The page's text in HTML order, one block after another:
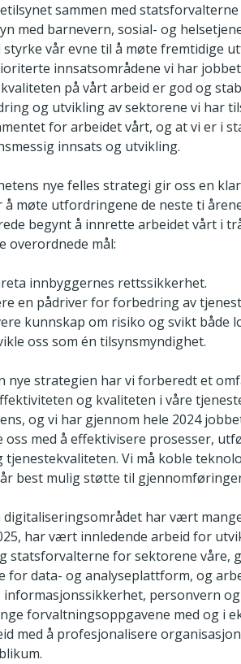
sammen med
med barnevern, sosial- og
styrke vår evne til å møte fremtidige
innsatsområdene vi har
på vårt arbeid er god og
og utvikling av sektorene vi har
for arbeidet vårt, og at vi er i
innsats og utvikling.
nye felles strategi gir oss en
møte utfordringene de neste ti
begynt å innrette arbeidet vårt i
overordnede mål:
innbyggernes rettssikkerhet.
en pådriver for forbedring av
kunnskap om risiko og svikt både
oss som én tilsynsmyndighet.
nye strategien har vi forberedt et
og kvaliteten i våre
og vi har gjennom hele 2024
oss med å effektivisere prosesser,
tjenestekvaliteten. Vi må koble
best mulig støtte til
har vært
har vært innledende arbeid for
statsforvalterne for sektorene våre,
for data- og analyseplattform, og
personvern
forvaltningsoppgavene med og i
med å profesjonalisere